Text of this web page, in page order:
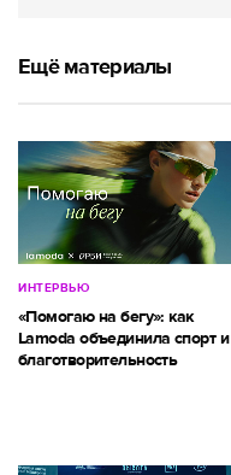
Ещё материалы
ИНТЕРВЬЮ
«Помогаю на бегу»: как
Lamoda объединила спорт и
благотворительность